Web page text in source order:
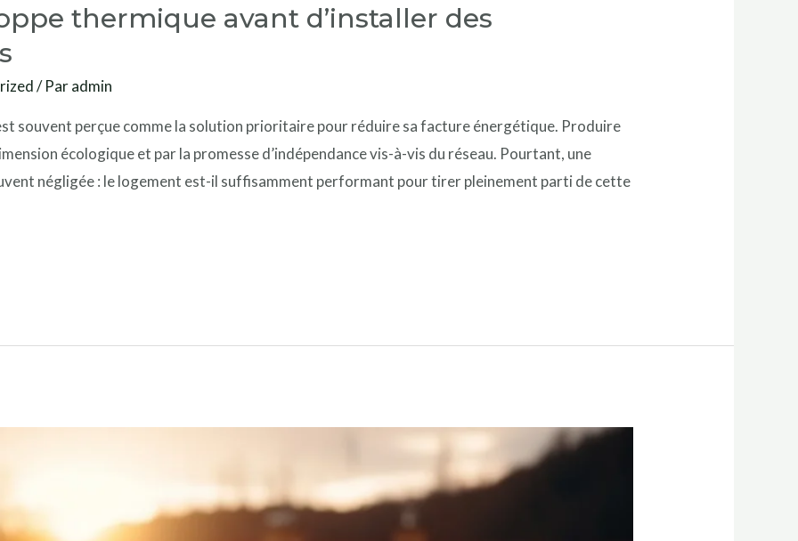
thermique avant d’installer des
/ Paradmin
souvent perçue comme la solution prioritaire pour réduire sa facture énergétique. Produire
écologique et par la promesse d’indépendance vis-à-vis du réseau. Pourtant, une
négligée : le logement est-il suffisamment performant pour tirer pleinement parti de cette